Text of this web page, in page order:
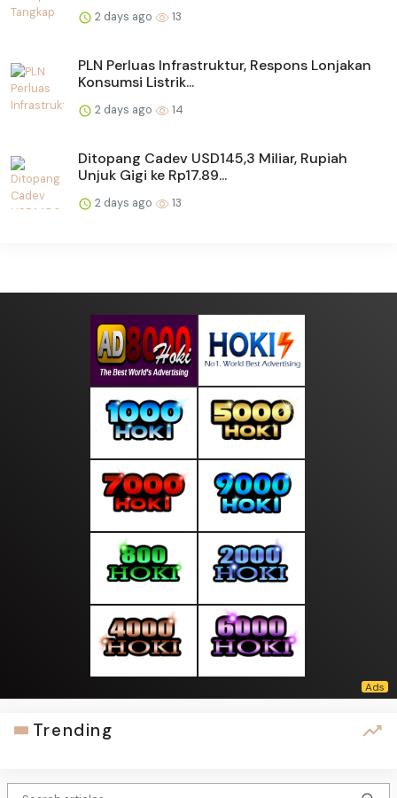
2 days ago 13
PLN Perluas Infrastruktur, Respons Lonjakan
Konsumsi Listrik...
2 days ago 14
Ditopang Cadev USD145,3 Miliar, Rupiah
Unjuk Gigi ke Rp17.89...
2 days ago 13
Trending